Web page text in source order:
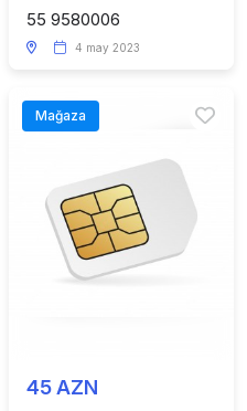
55 9580006
4 may 2023
Mağaza
45 AZN